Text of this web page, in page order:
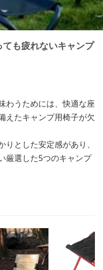
も疲れないキャンプ
わうためには、快適な座
えたキャンプ用椅子が欠
とした安定感があり、
厳選した5つのキャンプ